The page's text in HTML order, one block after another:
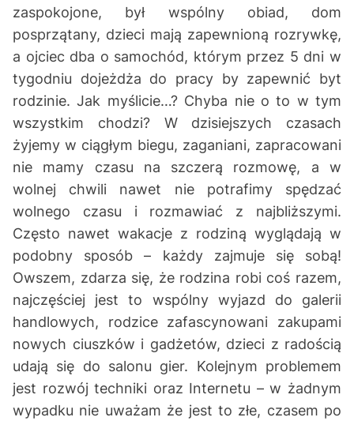
zaspokojone, był wspólny obiad, dom
posprzątany, dzieci mają zapewnioną rozrywkę,
a ojciec dba o samochód, którym przez 5 dni w
tygodniu dojeżdża do pracy by zapewnić byt
rodzinie. Jak myślicie…? Chyba nie o to w tym
wszystkim chodzi? W dzisiejszych czasach
żyjemy w ciągłym biegu, zaganiani, zapracowani
nie mamy czasu na szczerą rozmowę, a w
wolnej chwili nawet nie potrafimy spędzać
wolnego czasu i rozmawiać z najbliższymi.
Często nawet wakacje z rodziną wyglądają w
podobny sposób – każdy zajmuje się sobą!
Owszem, zdarza się, że rodzina robi coś razem,
najczęściej jest to wspólny wyjazd do galerii
handlowych, rodzice zafascynowani zakupami
nowych ciuszków i gadżetów, dzieci z radością
udają się do salonu gier. Kolejnym problemem
jest rozwój techniki oraz Internetu – w żadnym
wypadku nie uważam że jest to złe, czasem po